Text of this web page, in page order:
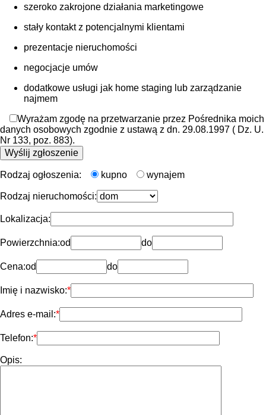
szeroko zakrojone działania marketingowe
stały kontakt z potencjalnymi klientami
prezentacje nieruchomości
negocjacje umów
dodatkowe usługi jak home staging lub zarządzanie
najmem
Wyrażam zgodę na przetwarzanie przez Pośrednika moich
danych osobowych zgodnie z ustawą z dn. 29.08.1997 ( Dz. U.
Nr 133, poz. 883).
Rodzaj ogłoszenia: kupno wynajem
Rodzaj nieruchomości:
Lokalizacja:
Powierzchnia:od do
Cena:od do
Imię i nazwisko:
Adres e-mail:
Telefon:
Opis: